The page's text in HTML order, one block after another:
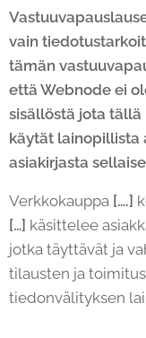
vain
tämän
että Webnode ei
sisällöstä jota tällä
käytät lainopillista
asiakirjasta
Verkkokauppa [….]
[…] käsittelee
jotka täyttävät ja
tilausten ja
tiedonvälityksen